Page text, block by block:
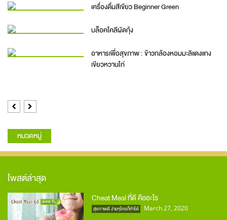
เครื่องดื่มสีเขียว Beginner Green
บล็อคโคลีผัดกุ้ง
อาหารเพื่อสุขภาพ : ข้าวกล้องหอมมะลิแดงแกง
เขียวหวานไก่
Previous
Next
หมวดหมู่
โพสต์ล่าสุด
Cheat Meal ที่ดี คืออะไร
สุขภาพดี ง่ายๆใครก็ทำได้ March 27, 2020